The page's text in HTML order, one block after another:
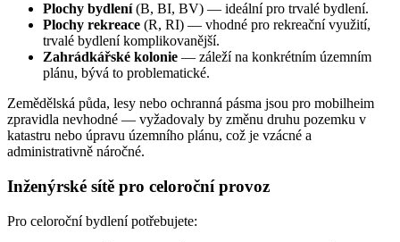
Plochy bydlení(B, BI, BV) — ideální pro trvalé bydlení.
Plochy rekreace (R, RI) — vhodné pro rekreační využití,
trvalé bydlení komplikovanější.
Zahrádkářské kolonie — záleží na konkrétním územním
plánu, bývá to problematické.
Zemědělská půda, lesy nebo ochranná pásma jsou pro mobilheim
zpravidla nevhodné — vyžadovaly by změnu druhu pozemku v
katastru nebo úpravu územního plánu, což je vzácné a
administrativně náročné.
Inženýrské sítě pro celoroční provoz
Pro celoroční bydlení potřebujete: